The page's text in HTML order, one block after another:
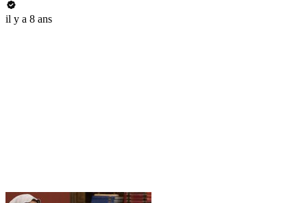
il y a 8 ans